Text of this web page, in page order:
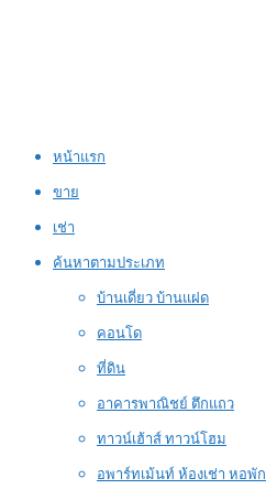
หน้าแรก
ขาย
เช่า
ค้นหาตามประเภท
บ้านเดี่ยว บ้านแฝด
คอนโด
ที่ดิน
อาคารพาณิชย์ ตึกแถว
ทาวน์เฮ้าส์ ทาวน์โฮม
อพาร์ทเม้นท์ ห้องเช่า หอพัก